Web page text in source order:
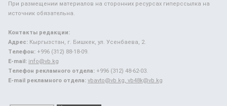
При размещении материалов на сторонних ресурсах гиперссылка на
источник обязательна.
Контакты редакции:
Адрес: Кыргызстан, г. Бишкек, ул. Усенбаева, 2.
Телефон: +996 (312) 88-18-09.
E-mail: info@vb.kg
Телефон рекламного отдела: +996 (312) 48-62-03.
E-mail рекламного отдела: vbavto@vb.kg, vb48k@vb.kg